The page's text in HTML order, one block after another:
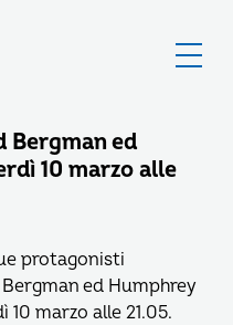
Bergman ed
10 marzo alle
protagonisti
ed Humphrey
marzo alle 21.05.